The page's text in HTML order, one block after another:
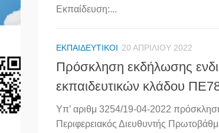
Εκπαίδευση:...
ΕΚΠΑΙΔΕΥΤΙΚΟΊ 20 ΑΠΡΙΛΊΟΥ 2022
Πρόσκληση εκδήλωσης
εκπαιδευτικών κλάδου
Υπ’ αριθμ 3254/19-04-2022
Περιφερειακός Διευθυντής